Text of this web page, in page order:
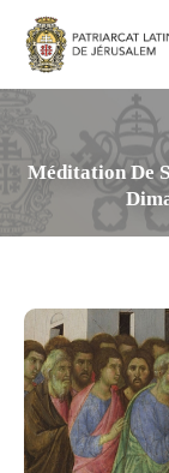
Méditation De